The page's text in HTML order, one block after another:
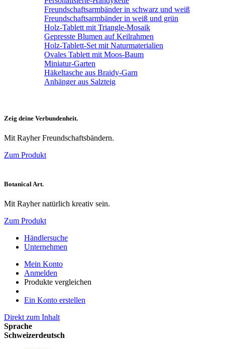
Freundschaftsarmbänder in schwarz und weiß
Freundschaftsarmbänder in weiß und grün
Holz-Tablett mit Triangle-Mosaik
Gepresste Blumen auf Keilrahmen
Holz-Tablett-Set mit Naturmaterialien
Ovales Tablett mit Moos-Baum
Miniatur-Garten
Häkeltasche aus Braidy-Garn
Anhänger aus Salzteig
Zeig deine Verbundenheit.
Mit Rayher Freundschaftsbändern.
Zum Produkt
Botanical Art.
Mit Rayher natürlich kreativ sein.
Zum Produkt
Händlersuche
Unternehmen
Mein Konto
Anmelden
Produkte vergleichen
Ein Konto erstellen
Direkt zum Inhalt
Sprache
Schweizerdeutsch